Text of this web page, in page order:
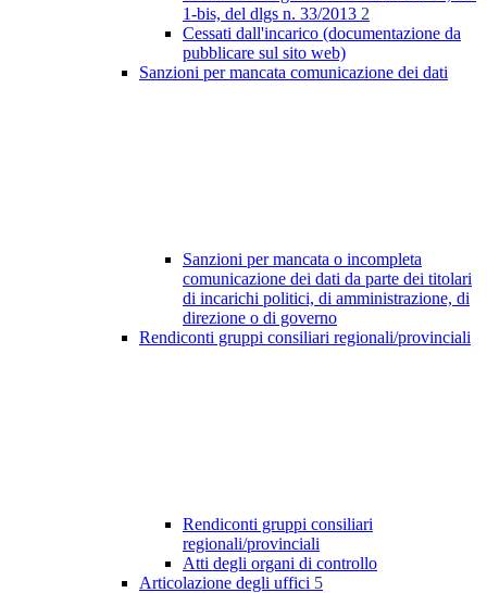
1-bis, del dlgs n. 33/2013 2
Cessati dall'incarico (documentazione da
pubblicare sul sito web)
Sanzioni per mancata comunicazione dei dati
Sanzioni per mancata o incompleta
comunicazione dei dati da parte dei titolari
di incarichi politici, di amministrazione, di
direzione o di governo
Rendiconti gruppi consiliari regionali/provinciali
Rendiconti gruppi consiliari
regionali/provinciali
Atti degli organi di controllo
Articolazione degli uffici 5